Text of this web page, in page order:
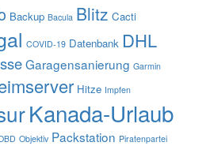
Backup Bacula Blitz Cacti
COVID-19 Datenbank DHL
Garagensanierung Garmin
Hitze Impfen
Kanada-Urlaub
Objektiv Packstation Piratenpartei